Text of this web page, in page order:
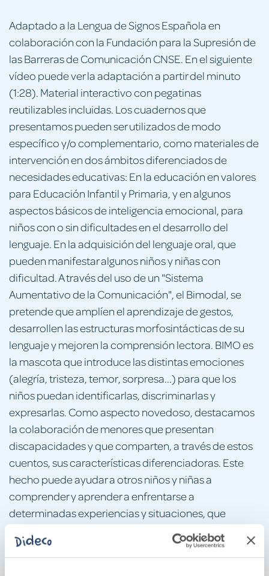
Adaptado a la Lengua de Signos Española en
colaboración con la Fundación para la Supresión de
las Barreras de Comunicación CNSE. En el siguiente
vídeo puede ver la adaptación a partir del minuto
(1:28). Material interactivo con pegatinas
reutilizables incluidas. Los cuadernos que
presentamos pueden ser utilizados de modo
específico y/o complementario, como materiales de
intervención en dos ámbitos diferenciados de
necesidades educativas: En la educación en valores
para Educación Infantil y Primaria, y en algunos
aspectos básicos de inteligencia emocional, para
niños con o sin dificultades en el desarrollo del
lenguaje. En la adquisición del lenguaje oral, que
pueden manifestar algunos niños y niñas con
dificultad. A través del uso de un "Sistema
Aumentativo de la Comunicación", el Bimodal, se
pretende que amplíen el aprendizaje de gestos,
desarrollen las estructuras morfosintácticas de su
lenguaje y mejoren la comprensión lectora. BIMO es
la mascota que introduce las distintas emociones
(alegría, tristeza, temor, sorpresa...) para que los
niños puedan identificarlas, discriminarlas y
expresarlas. Como aspecto novedoso, destacamos
la colaboración de menores que presentan
discapacidades y que comparten, a través de estos
cuentos, sus características diferenciadoras. Este
hecho puede ayudar a otros niños y niñas a
comprender y aprender a enfrentarse a
determinadas experiencias y situaciones, que